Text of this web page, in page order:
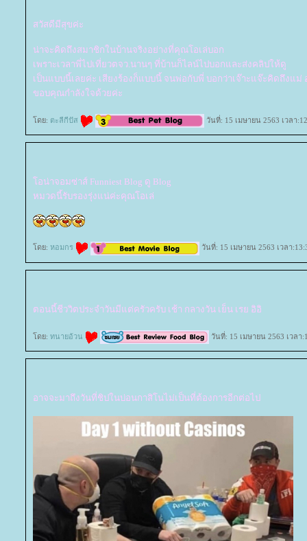
สวัสดีมีสุขค่ะ
น่าจะคิดถึงสมาชิกในบ้านจริงอย่างที่คุณโอเล่บอก
เพราะเวลาพี่ไปเที่ยวตจว.นานๆ ที่บ้านก็ไลน์ไปบอกและส่งคลิปให้ดู
เป็นแบบนี้เลยค่ะ เสียงร้องก็แบบนี้ จนพ่อกับพี่ บอกว่าเจ๊าะแจ๊ะคิดถึงแ
ขอบคุณกำลังใจด้วยค่ะ
ดย: ตะลีกีปัส วันที่: 15 เมษายน 2563 เวลา
อน่าจอมซ่าส์ Funniest Blog ดู Blog
หมวดนี้รับรองรุ่งแน่ค่ะคุณโอเล่
ดย: หอมกร วันที่: 15 เมษายน 2563 เวลา
ตอนนี้ชีววิตประจำวันมีแต่ครัวครับ เช้า กลางวัน เย็น เรย อิอิ
ดย: ทนายอ้วน วันที่: 15 เมษายน 2563 เวลา
อาจจะมาถึงวันที่ชิปในบ่อนกาสิโนไม่เป็นที่ต้องการอีกต่อไป